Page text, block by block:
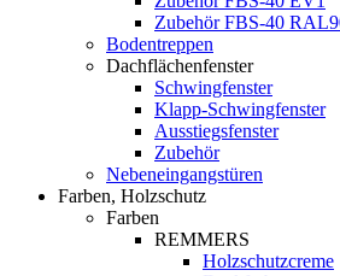
Zubehör FBS-40
Bodentreppen
Dachflächenfenster
Schwingfenster
Klapp-Schwingfenster
Ausstiegsfenster
Zubehör
Nebeneingangstüren
Farben, Holzschutz
Farben
REMMERS
Holzschutzcreme